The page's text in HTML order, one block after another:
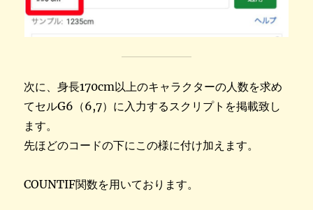
次に、身長170cm以上のキャラクターの人数を求め
てセルG6（6,7）に入力するスクリプトを掲載致し
ます。
先ほどのコードの下にこの様に付け加えます。
COUNTIF関数を用いております。